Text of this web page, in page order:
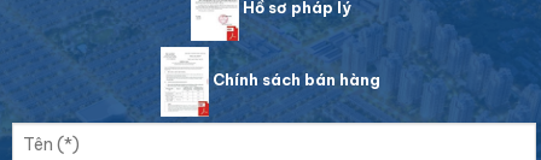
Hồ sơ pháp lý
Chính sách bán hàng